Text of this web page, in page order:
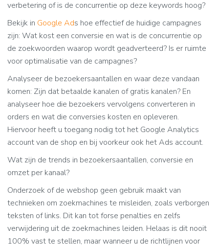
verbetering of is de concurrentie op deze keywords hoog?
Bekijk in Google Ads hoe effectief de huidige campagnes
zijn: Wat kost een conversie en wat is de concurrentie op
de zoekwoorden waarop wordt geadverteerd? Is er ruimte
voor optimalisatie van de campagnes?
Analyseer de bezoekersaantallen en waar deze vandaan
komen: Zijn dat betaalde kanalen of gratis kanalen? En
analyseer hoe die bezoekers vervolgens converteren in
orders en wat die conversies kosten en opleveren.
Hiervoor heeft u toegang nodig tot het Google Analytics
account van de shop en bij voorkeur ook het Ads account.
Wat zijn de trends in bezoekersaantallen, conversie en
omzet per kanaal?
Onderzoek of de webshop geen gebruik maakt van
technieken om zoekmachines te misleiden, zoals verborgen
teksten of links. Dit kan tot forse penalties en zelfs
verwijdering uit de zoekmachines leiden. Helaas is dit nooit
100% vast te stellen, maar wanneer u de richtlijnen voor